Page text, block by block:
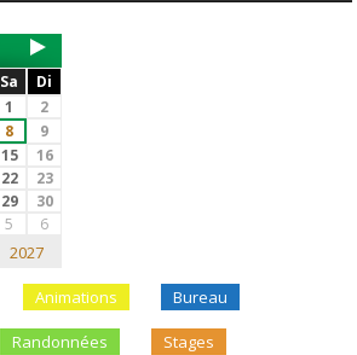
Sa
Di
1
2
8
9
15
16
22
23
29
30
5 6
2027
Animations Bureau
Randonnées Stages